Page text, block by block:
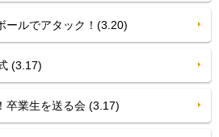
ルでアタック！(3.20)
(3.17)
卒業生を送る会 (3.17)